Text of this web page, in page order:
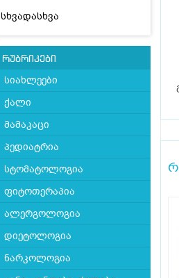
სხვადასხვა
რუბრიკები
სიახლეები
ქალი
მამაკაცი
პედიატრია
სტომატოლოგია
ფიტოთერაპია
ალერგოლოგია
დიეტოლოგია
ნარკოლოგია